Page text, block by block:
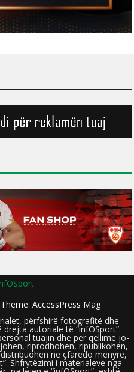
AccessPress Mag
përfshirë fotografitë dhe
autoriale të “infOSport”.
tuajin dhe për qëllime jo-
riprodhohen, ripublikohen,
në çfarëdo mënyre,
Shfrytëzimi i materialeve nga